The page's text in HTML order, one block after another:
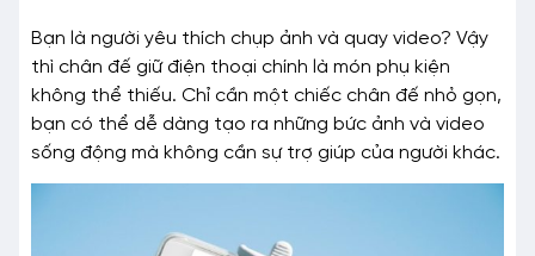
Bạn là người yêu thích chụp ảnh và quay video? Vậy
thì chân đế giữ điện thoại chính là món phụ kiện
không thể thiếu. Chỉ cần một chiếc chân đế nhỏ gọn,
bạn có thể dễ dàng tạo ra những bức ảnh và video
sống động mà không cần sự trợ giúp của người khác.